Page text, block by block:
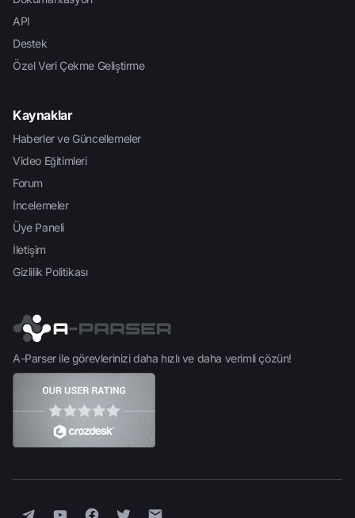
API
Destek
Özel Veri Çekme Geliştirme
Kaynaklar
Haberler ve Güncellemeler
Video Eğitimleri
Forum
İncelemeler
Üye Paneli
İletişim
Gizlilik Politikası
A-Parser ile görevlerinizi daha hızlı ve daha verimli çözün!